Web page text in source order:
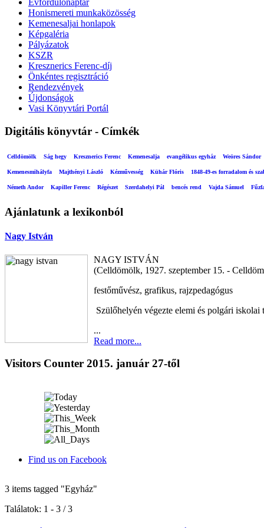
Évfordulónaptár
Honismereti munkaközösség
Kemenesaljai honlapok
Képgaléria
Pályázatok
KSZR
Kresznerics Ferenc-díj
Önkéntes regisztráció
Rendezvények
Újdonságok
Vasi Könyvtári Portál
Digitális könyvtár - Címkék
Celldömölk Ság hegy Kresznerics Ferenc Kemenesalja evangélikus egyház Weöres Sándor
Kemenesmihályfa Majthényi László Kézművesség Kühár Flóris 1848-49-es forradalom és
Németh Andor Kapiller Ferenc Régészet Szerdahelyi Pál bencés rend Vajda Sámuel
Ajánlatunk a lexikonból
Nagy István
NAGY ISTVÁN
(Celldömölk, 1927. szeptember 15. -
festőművész, grafikus, rajzpedagógus
Szülőhelyén végezte elemi és polgári
...
Read more...
Visitors Counter 2015. január 27-től
Find us on Facebook
3 items tagged "Egyház"
Találatok: 1 - 3 / 3